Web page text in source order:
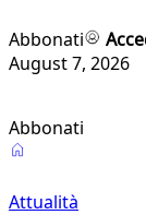
Abbonati
August 7, 2026
Abbonati
Attualità